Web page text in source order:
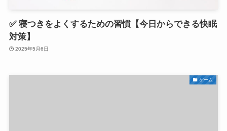
✅ 寝つきをよくするための習慣【今日からできる快眠
対策】
2025年5月6日
ゲーム